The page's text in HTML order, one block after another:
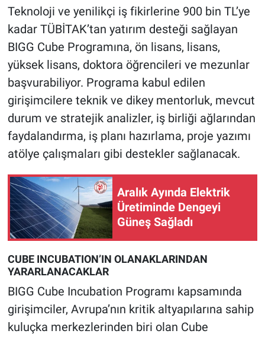
Teknoloji ve yenilikçi iş fikirlerine 900 bin TL’ye
kadar TÜBİTAK’tan yatırım desteği sağlayan
BIGG Cube Programına, ön lisans, lisans,
yüksek lisans, doktora öğrencileri ve mezunlar
başvurabiliyor. Programa kabul edilen
girişimcilere teknik ve dikey mentorluk, mevcut
durum ve stratejik analizler, iş birliği ağlarından
faydalandırma, iş planı hazırlama, proje yazımı
atölye çalışmaları gibi destekler sağlanacak.
Aralık Ayında Elektrik
Üretiminde Dengeyi
Güneş Sağladı
CUBE INCUBATION’IN OLANAKLARINDAN
YARARLANACAKLAR
BIGG Cube Incubation Programı kapsamında
girişimciler, Avrupa’nın kritik altyapılarına sahip
kuluçka merkezlerinden biri olan Cube